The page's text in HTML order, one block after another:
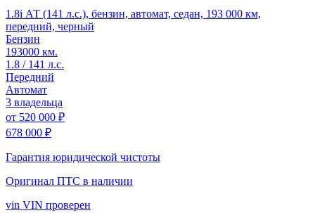
1.8i АТ (141 л.с.), бензин, автомат, седан, 193 000 км,
передний, черный
Бензин
193000 км.
1.8 / 141 л.с.
Передний
Автомат
3 владельца
от 520 000 ₽
678 000 ₽
Гарантия юридической чистоты
Оригинал ПТС в наличии
vin VIN проверен